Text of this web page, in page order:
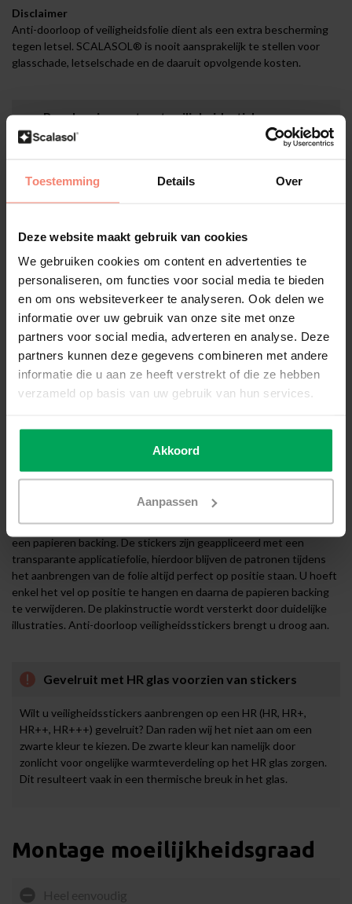
Toestemming Details Over
Deze website maakt gebruik van cookies
We gebruiken cookies om content en advertenties te
personaliseren, om functies voor social media te bieden
en om ons websiteverkeer te analyseren. Ook delen we
informatie over uw gebruik van onze site met onze
partners voor social media, adverteren en analyse. Deze
partners kunnen deze gegevens combineren met andere
informatie die u aan ze heeft verstrekt of die ze hebben
verzameld op basis van uw gebruik van hun services.
Akkoord
Aanpassen
Disclaimer
Anti-doorloop of veiligheidsfolie dient als een extra bescherming
tegen letsel. SCALASOL® is nooit aansprakelijk te stellen voor
glasschade, letselschade en de daaruit opvolgende kosten.
Regelgeving omtrent veiligheidsstickers voor
glas in openbare gebouwen
en wanden in openbare ruimtes duidelijk zichtbaar zijn om
botsingen te voorkomen. Veiligheidsstickers of anti-doorloop
Dit draagt bij aan de veiligheid, voorkomt ongelukken en voldoet
de veiligheid met professionele glasmarkering.
Montage
Voorbereiding
Voordat u begint met het aanbrengen van de veiligheidsstickers
glas grondig te reinigen metSCALASOL® TO-PREPAREen de
Montage van 'ruiten' signalering stickers
behulp van onze duidelijke plakinstructie. De plakinstructie wordt
standaard bijgeleverd. De signalering stickers worden geleverd op
een papieren backing. De stickers zijn geappliceerd met een
transparante applicatiefolie, hierdoor blijven de patronen tijdens
het aanbrengen van de folie altijd perfect op positie staan. U hoeft
enkel het vel op positie te hangen en daarna de papieren backing
te verwijderen. De plakinstructie wordt versterkt door duidelijke
illustraties. Anti-doorloop veiligheidsstickers brengt u droog aan.
Gevelruit met HR glas voorzien van stickers
Wilt u veiligheidsstickers aanbrengen op een HR (HR, HR+,
HR++, HR+++) gevelruit? Dan raden wij het niet aan om een
zwarte kleur te kiezen. De zwarte kleur kan namelijk door
zonlicht voor ongelijke warmteverdeling op het HR glas zorgen.
Dit resulteert vaak in een thermische breuk in het glas.
Montage moeilijkheidsgraad
Heel eenvoudig